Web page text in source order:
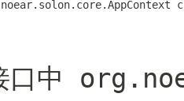
口中